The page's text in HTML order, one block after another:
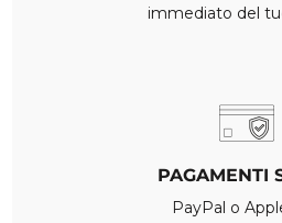
immediato del
PAGAMENTI
PayPal o